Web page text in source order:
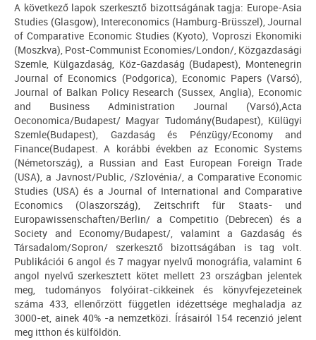
A következő lapok szerkesztő bizottságának tagja: Europe-Asia
Studies (Glasgow), Intereconomics (Hamburg-Brüsszel), Journal
of Comparative Economic Studies (Kyoto), Voproszi Ekonomiki
(Moszkva), Post-Communist Economies/London/, Közgazdasági
Szemle, Külgazdaság, Köz-Gazdaság (Budapest), Montenegrin
Journal of Economics (Podgorica), Economic Papers (Varsó),
Journal of Balkan Policy Research (Sussex, Anglia), Economic
and Business Administration Journal (Varsó),Acta
Oeconomica/Budapest/ Magyar Tudomány(Budapest), Külügyi
Szemle(Budapest), Gazdaság és Pénzügy/Economy and
Finance(Budapest. A korábbi években az Economic Systems
(Németország), a Russian and East European Foreign Trade
(USA), a Javnost/Public, /Szlovénia/, a Comparative Economic
Studies (USA) és a Journal of International and Comparative
Economics (Olaszország), Zeitschrift für Staats- und
Europawissenschaften/Berlin/ a Competitio (Debrecen) és a
Society and Economy/Budapest/, valamint a Gazdaság és
Társadalom/Sopron/ szerkesztő bizottságában is tag volt.
Publikációi 6 angol és 7 magyar nyelvű monográfia, valamint 6
angol nyelvű szerkesztett kötet mellett 23 országban jelentek
meg, tudományos folyóirat-cikkeinek és könyvfejezeteinek
száma 433, ellenőrzött független idézettsége meghaladja az
3000-et, ainek 40% -a nemzetközi. Írásairól 154 recenzió jelent
meg itthon és külföldön.